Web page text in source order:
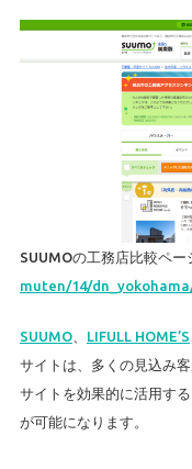
SUUMOの工務店比較ペ
muten/14/
SUUMO、 LIFULL HOME’S
サイトは、多くの見込み
サイトを効果的に活用す
が可能になります。